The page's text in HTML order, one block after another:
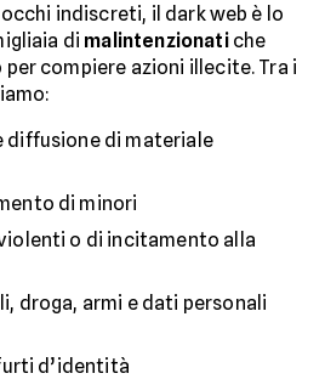
indiscreti, il dark web è lo
di malintenzionatiche
compiere azioni illecite. Tra i
diffusione di materiale
di minori
o di incitamento alla
droga, armi e dati personali
d’identità